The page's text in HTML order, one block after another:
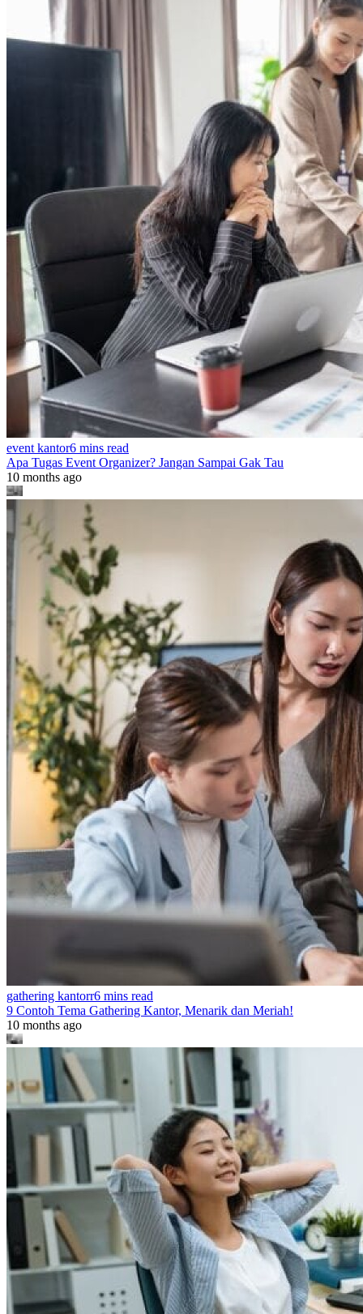
event kantor6 mins read
Apa Tugas Event Organizer? Jangan Sampai Gak Tau
10 months ago
gathering kantorr6 mins read
9 Contoh Tema Gathering Kantor, Menarik dan Meriah!
10 months ago